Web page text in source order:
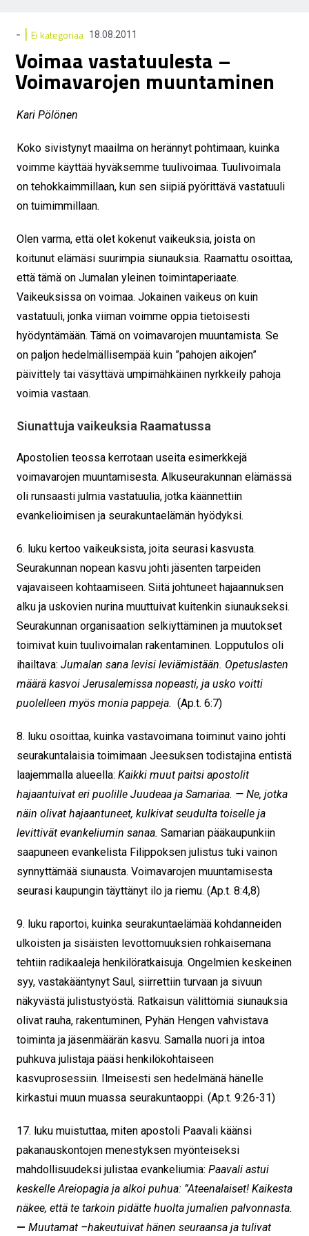
- | Ei kategoriaa 18.08.2011
Voimaa vastatuulesta –
Voimavarojen muuntaminen
Kari Pölönen
Koko sivistynyt maailma on herännyt pohtimaan, kuinka
voimme käyttää hyväksemme tuulivoimaa. Tuulivoimala
on tehokkaimmillaan, kun sen siipiä pyörittävä vastatuuli
on tuimimmillaan.
Olen varma, että olet kokenut vaikeuksia, joista on
koitunut elämäsi suurimpia siunauksia. Raamattu osoittaa,
että tämä on Jumalan yleinen toimintaperiaate.
Vaikeuksissa on voimaa. Jokainen vaikeus on kuin
vastatuuli, jonka viiman voimme oppia tietoisesti
hyödyntämään. Tämä on voimavarojen muuntamista. Se
on paljon hedelmällisempää kuin ”pahojen aikojen”
päivittely tai väsyttävä umpimähkäinen nyrkkeily pahoja
voimia vastaan.
Siunattuja vaikeuksia Raamatussa
Apostolien teossa kerrotaan useita esimerkkejä
voimavarojen muuntamisesta. Alkuseurakunnan elämässä
oli runsaasti julmia vastatuulia, jotka käännettiin
evankelioimisen ja seurakuntaelämän hyödyksi.
6. luku kertoo vaikeuksista, joita seurasi kasvusta.
Seurakunnan nopean kasvu johti jäsenten tarpeiden
vajavaiseen kohtaamiseen. Siitä johtuneet hajaannuksen
alku ja uskovien nurina muuttuivat kuitenkin siunaukseksi.
Seurakunnan organisaation selkiyttäminen ja muutokset
toimivat kuin tuulivoimalan rakentaminen. Lopputulos oli
ihailtava: Jumalan sana levisi leviämistään. Opetuslasten
määrä kasvoi Jerusalemissa nopeasti, ja usko voitti
puolelleen myös monia pappeja. (Ap.t. 6:7)
8. luku osoittaa, kuinka vastavoimana toiminut vaino johti
seurakuntalaisia toimimaan Jeesuksen todistajina entistä
laajemmalla alueella: Kaikki muut paitsi apostolit
hajaantuivat eri puolille Juudeaa ja Samariaa. — Ne, jotka
näin olivat hajaantuneet, kulkivat seudulta toiselle ja
levittivät evankeliumin sanaa. Samarian pääkaupunkiin
saapuneen evankelista Filippoksen julistus tuki vainon
synnyttämää siunausta. Voimavarojen muuntamisesta
seurasi kaupungin täyttänyt ilo ja riemu. (Ap.t. 8:4,8)
9. luku raportoi, kuinka seurakuntaelämää kohdanneiden
ulkoisten ja sisäisten levottomuuksien rohkaisemana
tehtiin radikaaleja henkilöratkaisuja. Ongelmien keskeinen
syy, vastakääntynyt Saul, siirrettiin turvaan ja sivuun
näkyvästä julistustyöstä. Ratkaisun välittömiä siunauksia
olivat rauha, rakentuminen, Pyhän Hengen vahvistava
toiminta ja jäsenmäärän kasvu. Samalla nuori ja intoa
puhkuva julistaja pääsi henkilökohtaiseen
kasvuprosessiin. Ilmeisesti sen hedelmänä hänelle
kirkastui muun muassa seurakuntaoppi. (Ap.t. 9:26-31)
17. luku muistuttaa, miten apostoli Paavali käänsi
pakanauskontojen menestyksen myönteiseksi
mahdollisuudeksi julistaa evankeliumia: Paavali astui
keskelle Areiopagia ja alkoi puhua: ”Ateenalaiset! Kaikesta
näkee, että te tarkoin pidätte huolta jumalien palvonnasta.
— Muutamat –hakeutuivat hänen seuraansa ja tulivat